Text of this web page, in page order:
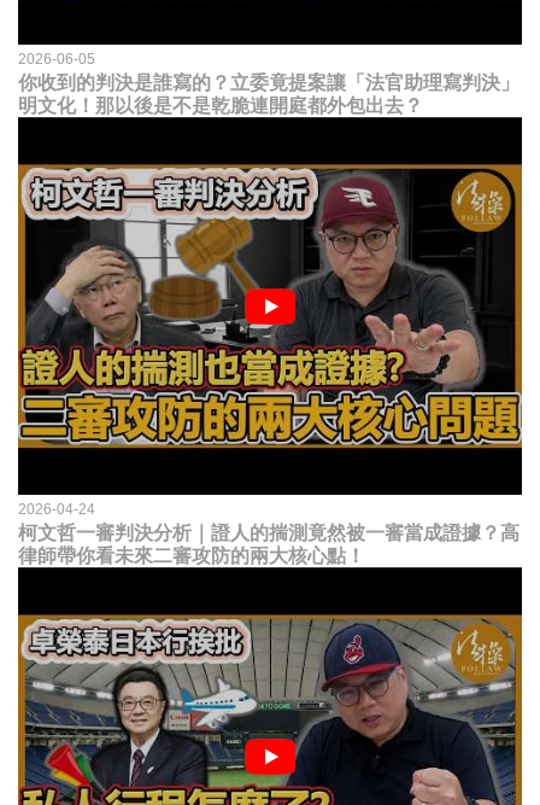
2026-06-05
你收到的判決是誰寫的？立委竟提案讓「法官助理寫判決」
明文化！那以後是不是乾脆連開庭都外包出去？
2026-04-24
柯文哲一審判決分析｜證人的揣測竟然被一審當成證據？高
律師帶你看未來二審攻防的兩大核心點！